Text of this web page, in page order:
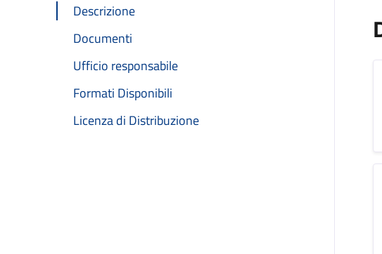
Descrizione
Documenti
Ufficio responsabile
Formati Disponibili
Licenza di Distribuzione